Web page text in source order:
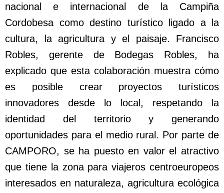
nacional e internacional de la Campiña
Cordobesa como destino turístico ligado a la
cultura, la agricultura y el paisaje. Francisco
Robles, gerente de Bodegas Robles, ha
explicado que esta colaboración muestra cómo
es posible crear proyectos turísticos
innovadores desde lo local, respetando la
identidad del territorio y generando
oportunidades para el medio rural. Por parte de
CAMPORO, se ha puesto en valor el atractivo
que tiene la zona para viajeros centroeuropeos
interesados en naturaleza, agricultura ecológica